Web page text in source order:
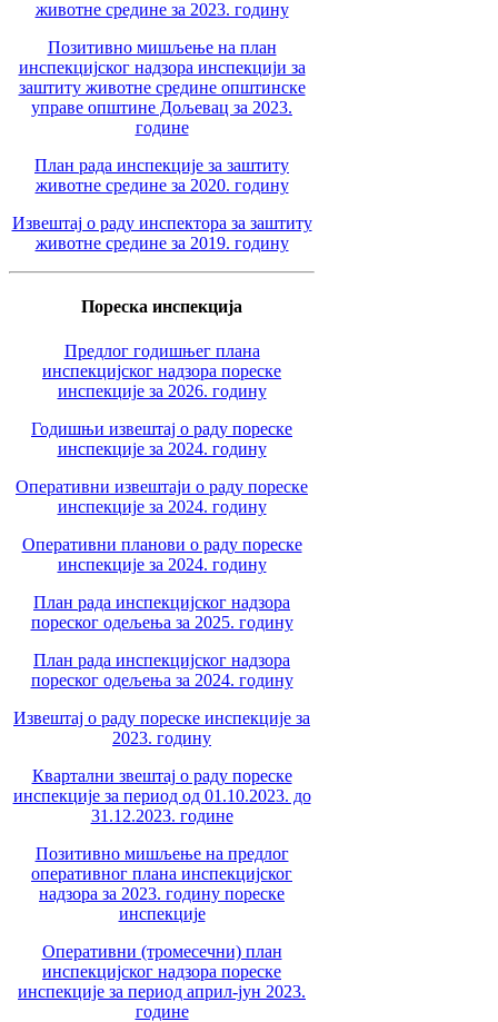
животне средине за 2023. годину
Позитивно мишљење на план
инспекцијског надзора инспекцији за
заштиту животне средине општинске
управе општине Дољевац за 2023.
године
План рада инспекције за заштиту
животне средине за 2020. годину
Извештај о раду инспектора за заштиту
животне средине за 2019. годину
Пореска инспекција
Предлог годишњег плана
инспекцијског надзора пореске
инспекције за 2026. годину
Годишњи извештај о раду пореске
инспекције за 2024. годину
Оперативни извештаји о раду пореске
инспекције за 2024. годину
Оперативни планови о раду пореске
инспекције за 2024. годину
План рада инспекцијског надзора
пореског одељења за 2025. годину
План рада инспекцијског надзора
пореског одељења за 2024. годину
Извештај о раду пореске инспекције за
2023. годину
Квартални звештај о раду пореске
инспекције за период од 01.10.2023. до
31.12.2023. године
Позитивно мишљење на предлог
оперативног плана инспекцијског
надзора за 2023. годину пореске
инспекције
Оперативни (тромесечни) план
инспекцијског надзора пореске
инспекције за период април-јун 2023.
године